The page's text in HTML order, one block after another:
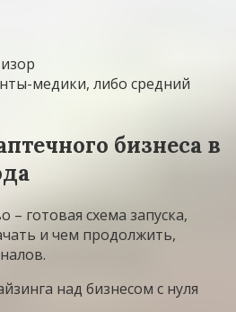
медики, либо средний
бизнеса в
готовая схема запуска,
и чем продолжить,
над бизнесом с нуля